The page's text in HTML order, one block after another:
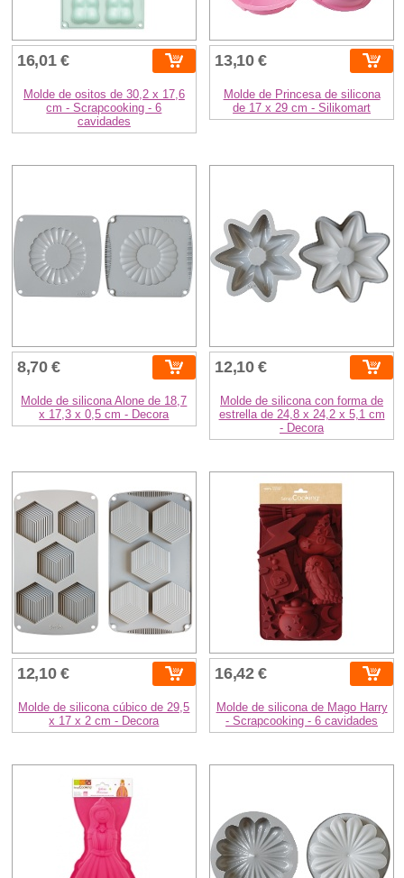
16,01 €
Molde de ositos de 30,2 x 17,6
cm - Scrapcooking - 6
cavidades
13,10 €
Molde de Princesa de silicona
de 17 x 29 cm - Silikomart
8,70 €
Molde de silicona Alone de 18,7
x 17,3 x 0,5 cm - Decora
12,10 €
Molde de silicona con forma de
estrella de 24,8 x 24,2 x 5,1 cm
- Decora
12,10 €
Molde de silicona cúbico de 29,5
x 17 x 2 cm - Decora
16,42 €
Molde de silicona de Mago Harry
- Scrapcooking - 6 cavidades